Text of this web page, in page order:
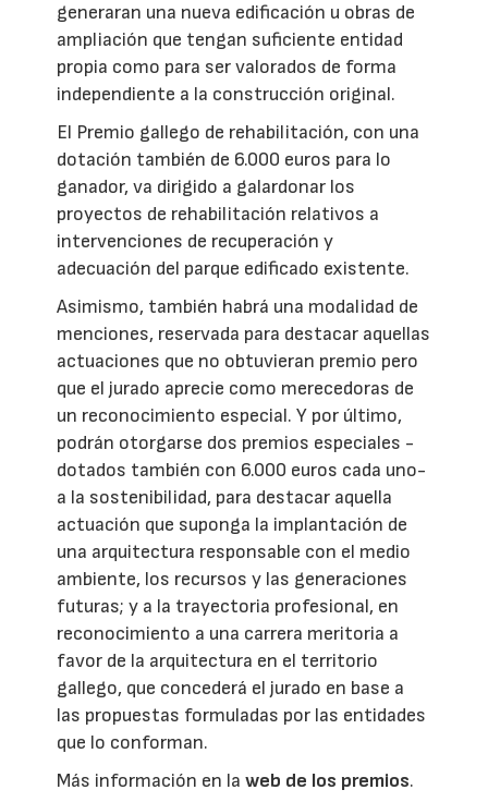
generaran una nueva edificación u obras de
ampliación que tengan suficiente entidad
propia como para ser valorados de forma
independiente a la construcción original.
El Premio gallego de rehabilitación, con una
dotación también de 6.000 euros para lo
ganador, va dirigido a galardonar los
proyectos de rehabilitación relativos a
intervenciones de recuperación y
adecuación del parque edificado existente.
Asimismo, también habrá una modalidad de
menciones, reservada para destacar aquellas
actuaciones que no obtuvieran premio pero
que el jurado aprecie como merecedoras de
un reconocimiento especial. Y por último,
podrán otorgarse dos premios especiales -
dotados también con 6.000 euros cada uno-
a la sostenibilidad, para destacar aquella
actuación que suponga la implantación de
una arquitectura responsable con el medio
ambiente, los recursos y las generaciones
futuras; y a la trayectoria profesional, en
reconocimiento a una carrera meritoria a
favor de la arquitectura en el territorio
gallego, que concederá el jurado en base a
las propuestas formuladas por las entidades
que lo conforman.
Más información en laweb de los premios.